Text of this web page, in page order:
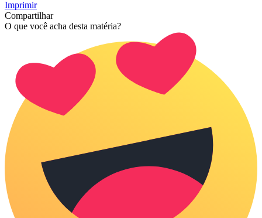
Imprimir
Compartilhar
O que você acha desta matéria?